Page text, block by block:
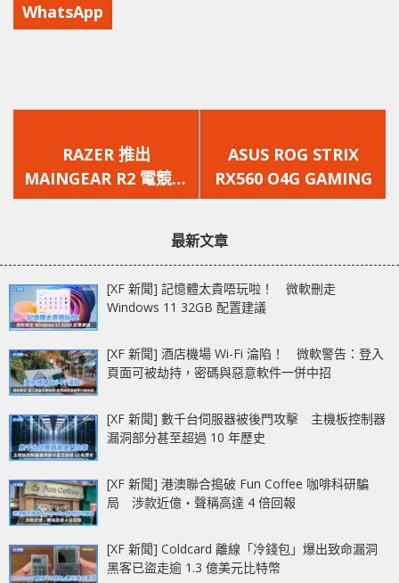
WhatsApp
一
篇
文
RAZER 推出
MAINGEAR R2 電競遊
戲準系統
一
篇
文
ASUS ROG STRIX
RX560 O4G GAMING
最新文章
[XF 新聞] 記憶體太貴唔玩啦！ 微軟刪走
Windows 11 32GB 配置建議
[XF 新聞] 酒店機場 Wi-Fi 淪陷！ 微軟警告：登入
頁面可被劫持，密碼與惡意軟件一併中招
[XF 新聞] 數千台伺服器被後門攻擊 主機板控制器
漏洞部分甚至超過 10 年歷史
[XF 新聞] 港澳聯合搗破 Fun Coffee 咖啡科研騙
局 涉款近億‧聲稱高達 4 倍回報
[XF 新聞] Coldcard 離線「冷錢包」爆出致命漏洞
黑客已盜走逾 1.3 億美元比特幣